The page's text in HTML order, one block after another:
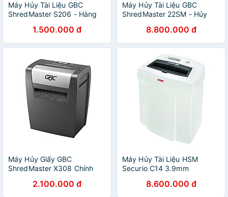
Máy Hủy Tài Liệu GBC
ShredMaster S206 - Hàng
1.500.000 đ
Máy Hủy Tài Liệu GBC
ShredMaster 22SM - Hủy
8.800.000 đ
Máy Hủy Giấy GBC
ShredMaster X308 Chính
2.100.000 đ
Máy Hủy Tài Liệu HSM
Securio C14 3.9mm
8.600.000 đ